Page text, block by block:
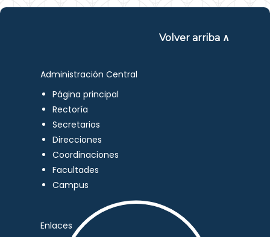
Volver arriba ∧
Administración Central
Página principal
Rectoría
Secretarios
Direcciones
Coordinaciones
Facultades
Campus
Enlaces